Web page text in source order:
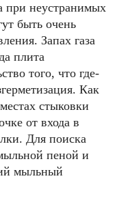
при неустранимых
быть очень
Запах газа
плита
того, что где-
Как
стыковки
от входа в
Для поиска
пеной и
мыльный